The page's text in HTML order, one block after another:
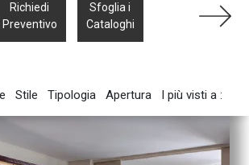
Richiedi
Preventivo
Sfoglia i
Cataloghi
Stile Tipologia Apertura I più visti a :